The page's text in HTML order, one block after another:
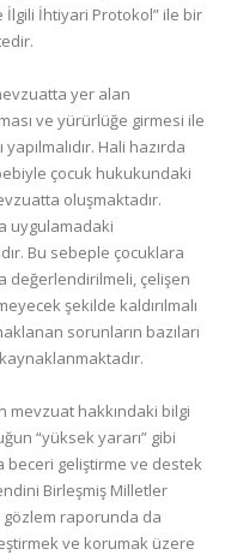
İlgili İhtiyari Protokol” ile bir
yer alan
ve yürürlüğe girmesi ile
Hali hazırda
çocuk hukukundaki
oluşmaktadır.
uygulamadaki
Bu sebeple çocuklara
değerlendirilmeli, çelişen
şekilde kaldırılmalı
sorunların bazıları
mevzuat hakkındaki bilgi
“yüksek yararı” gibi
beceri geliştirme ve destek
Birleşmiş Milletler
gözlem raporunda da
ve korumak üzere